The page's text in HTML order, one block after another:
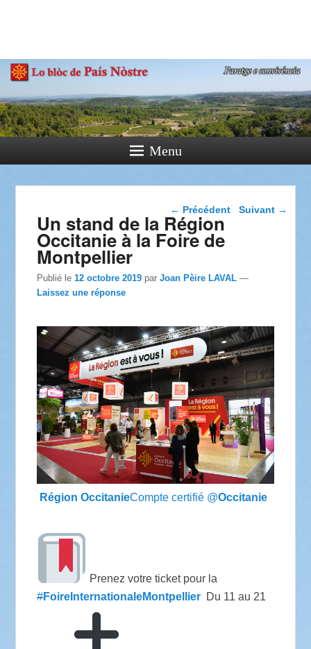
Paratge e Convivència
Menu
Navigation dans les
← Précédent Suivant →
Un stand de la Région
Occitanie à la Foire de
Montpellier
Publié le12 octobre 2019 parJoan Pèire LAVAL —
Laissez une réponse
Région OccitanieCompte certifié @Occitanie
Prenez votre ticket pour la
#FoireInternationaleMontpellier Du 11 au 21